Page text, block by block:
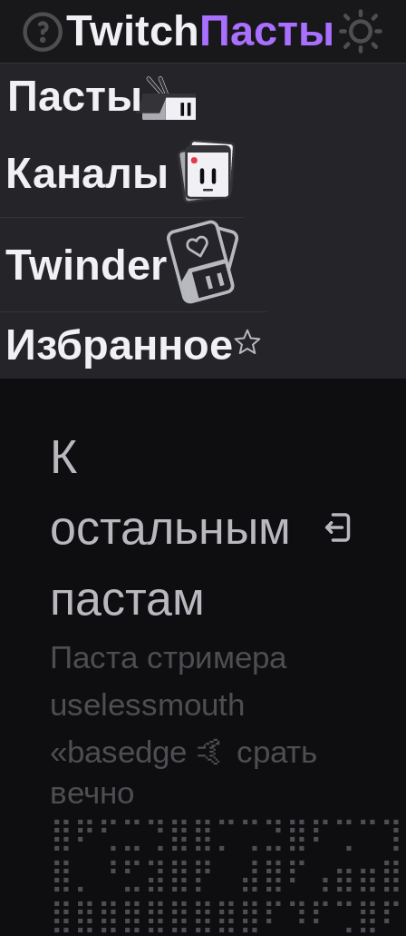
TwitchПасты
Пасты
Каналы
Twinder
Избранное
К
остальным
пастам
Паста стримера
uselessmouth
«basedge 🤙 срать
вечно
⣿⣿⣿⣿⣿⣿⣿⣿⣿⠏⠹⠏⢉⣿⠏